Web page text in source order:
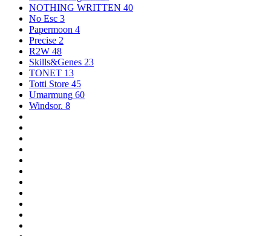
NOTHING WRITTEN 40
No Esc 3
Papermoon 4
Precise 2
R2W 48
Skills&Genes 23
TONET 13
Totti Store 45
Umarmung 60
Windsor. 8